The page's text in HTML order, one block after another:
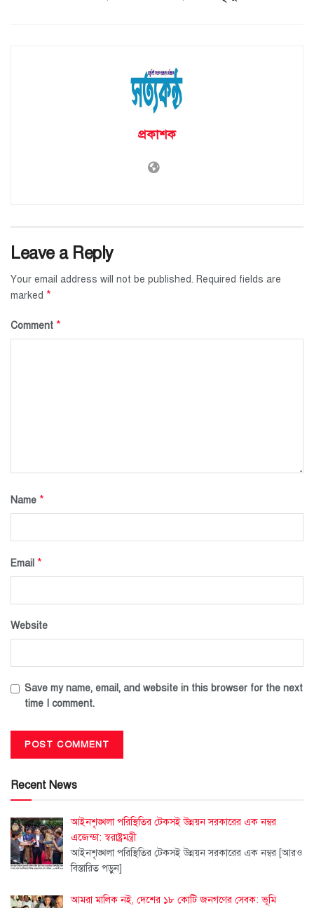
প্রকাশক
Leave a Reply
Your email address will not be published. Required fields are
marked *
Comment *
Name *
Email *
Website
Save my name, email, and website in this browser for the next
time I comment.
Recent News
আইনশৃঙ্খলা পরিস্থিতির টেকসই উন্নয়ন সরকারের এক নম্বর
এজেন্ডা: স্বরাষ্ট্রমন্ত্রী
আইনশৃঙ্খলা পরিস্থিতির টেকসই উন্নয়ন সরকারের এক নম্বর [আরও
বিস্তারিত পড়ুন]
আমরা মালিক নই, দেশের ১৮ কোটি জনগণের সেবক: ভূমি